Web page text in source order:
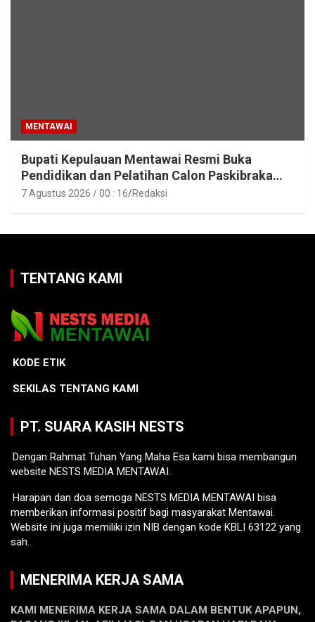
MENTAWAI
Bupati Kepulauan Mentawai Resmi Buka
Pendidikan dan Pelatihan Calon Paskibraka
Tahun 2026
7 Agustus 2026 / 00 : 16 Redaksi
TENTANG KAMI
KODE ETIK
SEKILAS TENTANG KAMI
PT. SUARA KASIH NESTS
Dengan Rahmat Tuhan Yang Maha Esa kami bisa membangun
website NESTS MEDIA MENTAWAI.
Harapan dan doa semoga NESTS MEDIA MENTAWAI bisa
memberikan informasi positif bagi masyarakat Mentawai.
Website ini juga memiliki izin NIB dengan kode KBLI 63122 yang
sah.
MENERIMA KERJA SAMA
KAMI MENERIMA KERJA SAMA DALAM BENTUK APAPUN,